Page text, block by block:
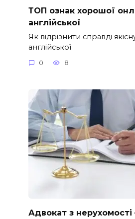
ТОП ознак хорошої
англійської
Як відрізнити справді
англійської
0 8
Адвокат з нерухомості